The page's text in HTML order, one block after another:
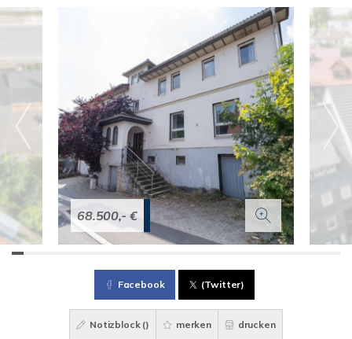
68.500,- €
Facebook (Twitter)
Notizblock () merken drucken